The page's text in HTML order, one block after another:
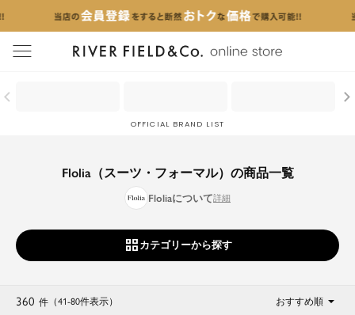
menu
OFFICIAL BRAND LIST
Flolia（スーツ・フォーマル）の商品一覧
Floliaについて
カテゴリーから探す
360 件 （41-80件表示） おすすめ順